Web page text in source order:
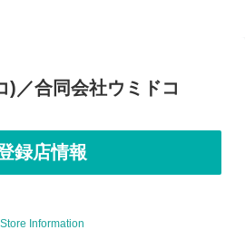
)／合同会社ウミドコ
録店情報
Store Information